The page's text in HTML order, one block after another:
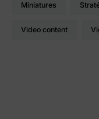
miniatures
video content